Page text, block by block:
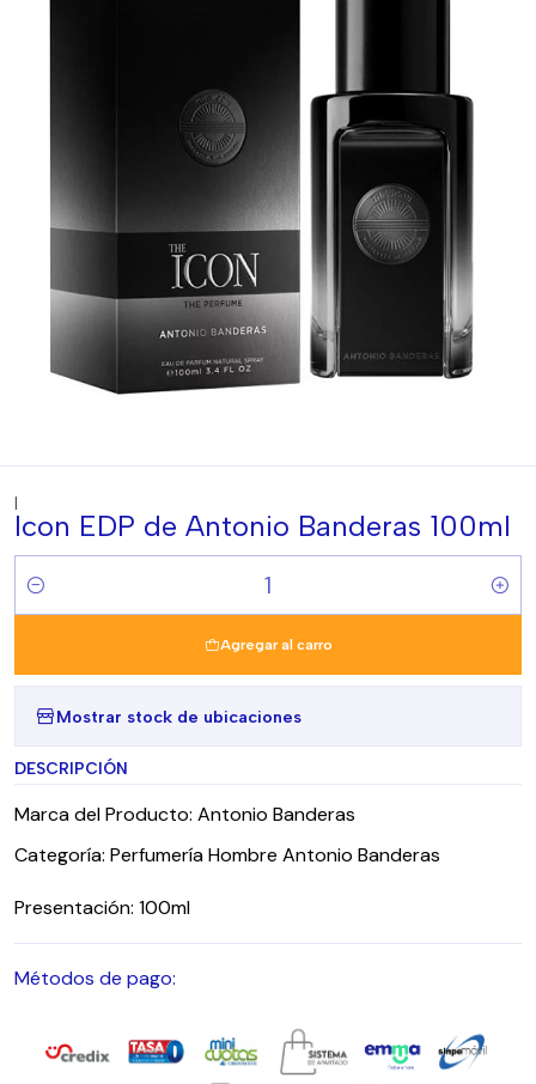
|
Icon EDP de Antonio Banderas 100ml
Cantidad
Agregar al carro
Mostrar stock de ubicaciones
DESCRIPCIÓN
Marca del Producto: Antonio Banderas
Categoría: Perfumería Hombre Antonio Banderas
Presentación: 100ml
Métodos de pago: